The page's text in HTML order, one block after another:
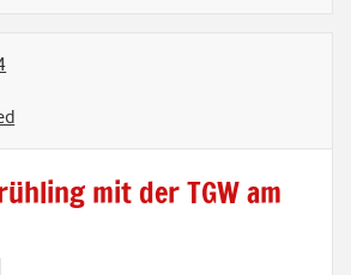
mit der TGW am